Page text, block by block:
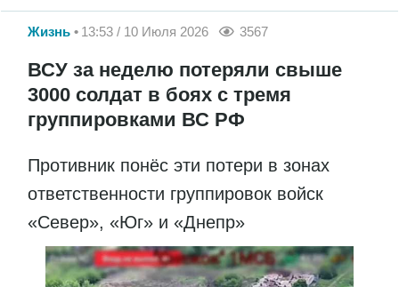
Жизнь 13:53 / 10 Июля 2026 3567
ВСУ за неделю потеряли свыше
3000 солдат в боях с тремя
группировками ВС РФ
Противник понёс эти потери в зонах
ответственности группировок войск
«Север», «Юг» и «Днепр»